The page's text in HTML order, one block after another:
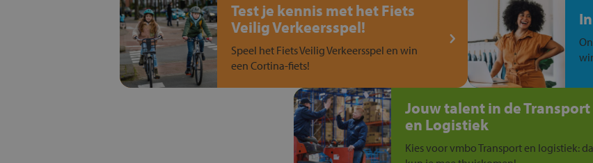
Test je kennis met het Fiets
Veilig Verkeersspel!
Speel het Fiets Veilig Verkeersspel en win
een Cortina-fiets!
Jouw talent in de Transport
en Logistiek
Kies voor vmbo Transport en logistiek: